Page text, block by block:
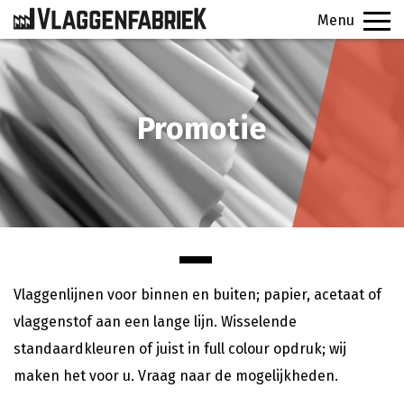
Menu
PRODUCTEN
VEELGESTELDE VRAGEN
SIGNINGFABRIEK
Promotie
Vlaggenlijnen voor binnen en buiten; papier, acetaat of
vlaggenstof aan een lange lijn. Wisselende
standaardkleuren of juist in full colour opdruk; wij
maken het voor u. Vraag naar de mogelijkheden.